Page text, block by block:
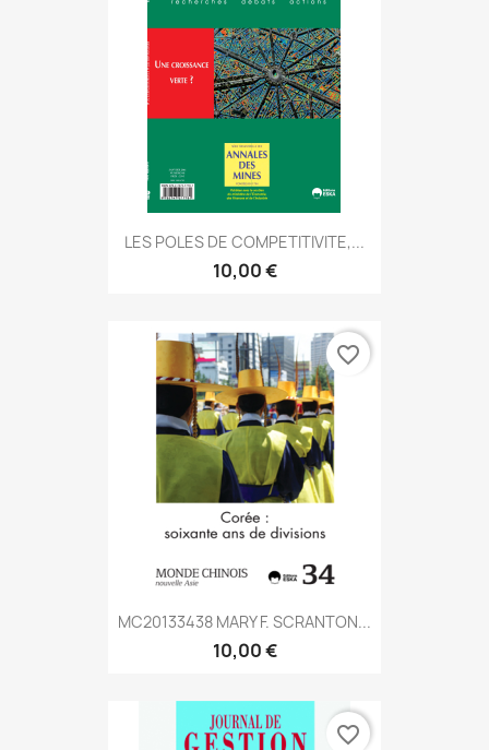
LES POLES DE COMPETITIVITE,...
10,00 €
MC20133438 MARY F. SCRANTON...
10,00 €
favorite_border
favorite_border